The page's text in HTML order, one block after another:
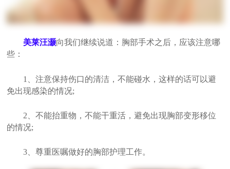
美莱汪灏向我们继续说道：胸部手术之后，应该注意哪
些：
1、注意保持伤口的清洁，不能碰水，这样的话可以避
免出现感染的情况;
2、不能抬重物，不能干重活，避免出现胸部变形移位
的情况;
3、尊重医嘱做好的胸部护理工作。